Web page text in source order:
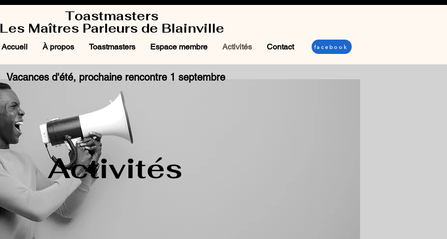
Toastmasters
Les Maîtres Parleurs de Blainville
Accueil À propos Toastmasters Espace membre Activités Contact facebook
Activités
Vacances d'été, prochaine rencontre 1 septembre